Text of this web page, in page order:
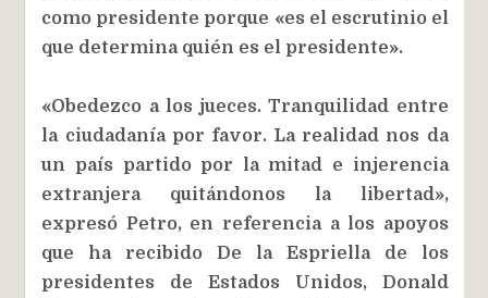
como presidente porque «es el escrutinio el
que determina quién es el presidente».
«Obedezco a los jueces. Tranquilidad entre
la ciudadanía por favor. La realidad nos da
un país partido por la mitad e injerencia
extranjera quitándonos la libertad»,
expresó Petro, en referencia a los apoyos
que ha recibido De la Espriella de los
presidentes de Estados Unidos, Donald